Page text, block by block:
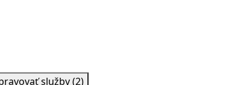
služby(2)